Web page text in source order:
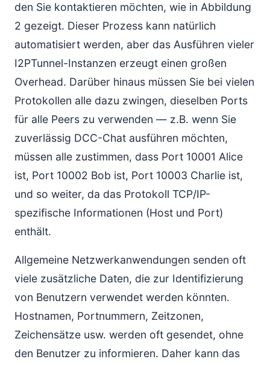
den Sie kontaktieren möchten, wie in Abbildung
2 gezeigt. Dieser Prozess kann natürlich
automatisiert werden, aber das Ausführen vieler
I2PTunnel-Instanzen erzeugt einen großen
Overhead. Darüber hinaus müssen Sie bei vielen
Protokollen alle dazu zwingen, dieselben Ports
für alle Peers zu verwenden — z.B. wenn Sie
zuverlässig DCC-Chat ausführen möchten,
müssen alle zustimmen, dass Port 10001 Alice
ist, Port 10002 Bob ist, Port 10003 Charlie ist,
und so weiter, da das Protokoll TCP/IP-
spezifische Informationen (Host und Port)
enthält.
Allgemeine Netzwerkanwendungen senden oft
viele zusätzliche Daten, die zur Identifizierung
von Benutzern verwendet werden könnten.
Hostnamen, Portnummern, Zeitzonen,
Zeichensätze usw. werden oft gesendet, ohne
den Benutzer zu informieren. Daher kann das